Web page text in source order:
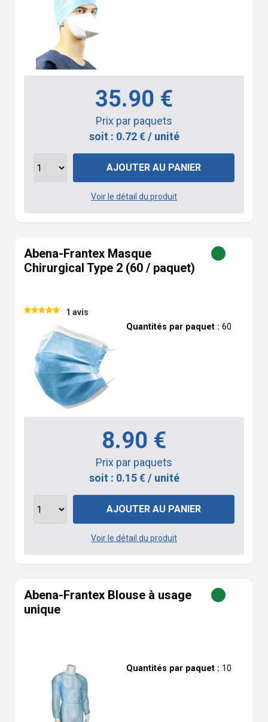
35.90 €
Prix par paquets
soit : 0.72 € / unité
AJOUTER AU PANIER
Voir le détail du produit
Abena-Frantex Masque
Chirurgical Type 2 (60 / paquet)
1 avis
Quantités par paquet : 60
8.90 €
Prix par paquets
soit : 0.15 € / unité
AJOUTER AU PANIER
Voir le détail du produit
Abena-Frantex Blouse à usage
unique
Quantités par paquet : 10